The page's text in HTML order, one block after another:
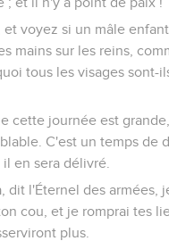
et voyez si un mâle
mains sur les reins,
tous les visages sont-
cette journée est
C'est un temps de
en sera délivré.
dit l'Éternel des armées,
cou, et je romprai tes
plus.